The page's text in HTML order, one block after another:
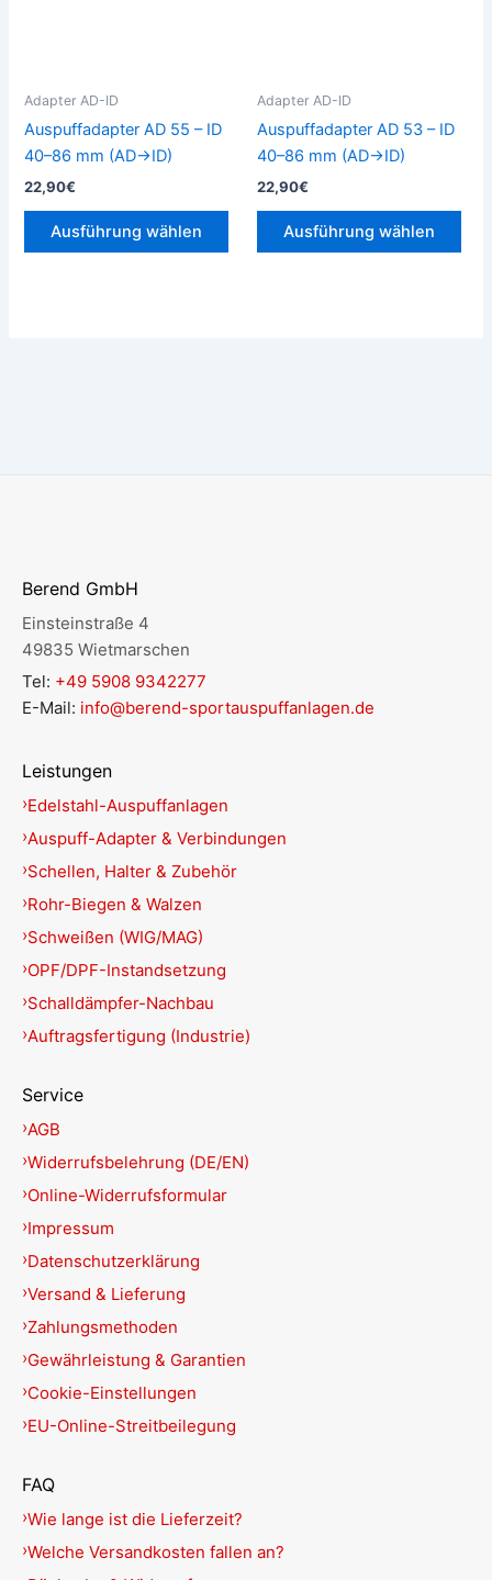
Adapter AD-ID
Auspuffadapter AD 55 – ID
40–86 mm (AD→ID)
22,90€
Ausführung wählen
können
gewählt
Adapter AD-ID
Auspuffadapter AD 53 – ID
40–86 mm (AD→ID)
22,90€
Ausführung wählen
Berend GmbH
Einsteinstraße 4
49835 Wietmarschen
Tel: +49 5908 9342277
E-Mail: info@berend-sportauspuffanlagen.de
Leistungen
Edelstahl-Auspuffanlagen
Auspuff-Adapter & Verbindungen
Schellen, Halter & Zubehör
Rohr-Biegen & Walzen
Schweißen (WIG/MAG)
OPF/DPF-Instandsetzung
Schalldämpfer-Nachbau
Auftragsfertigung (Industrie)
Service
AGB
Widerrufsbelehrung (DE/EN)
Online-Widerrufsformular
Impressum
Datenschutzerklärung
Versand & Lieferung
Zahlungsmethoden
Gewährleistung & Garantien
Cookie-Einstellungen
EU-Online-Streitbeilegung
FAQ
Wie lange ist die Lieferzeit?
Welche Versandkosten fallen an?